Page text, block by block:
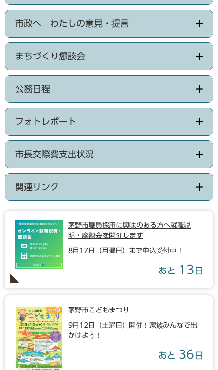
市政へ わたしの意見・提言
まちづくり懇談会
公務日程
フォトレポート
市長交際費支出状況
関連リンク
茅野市職員採用に興味のある方へ就職説
明・座談会を開催します
8月17日（月曜日）まで申込受付中！
あと 13 日
茅野市こどもまつり
9月12日（土曜日）開催！家族みんなで出
かけよう！
あと 36 日